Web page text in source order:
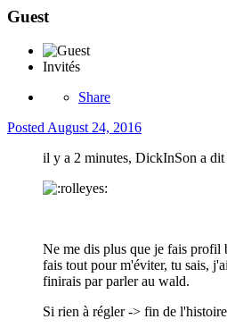
Guest
Invités
Share
PostedAugust 24, 2016
il y a 2 minutes, DickInSon a dit
Ne me dis plus que je fais profil
fais tout pour m'éviter, tu sais,
finirais par parler au wald.
Si rien à régler -> fin de